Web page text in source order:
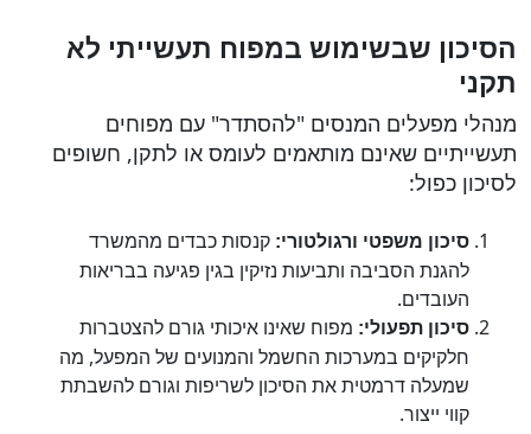
הסיכון שבשימוש במפוח תעשייתי לא
תקני
מנהלי מפעלים המנסים "להסתדר" עם מפוחים
תעשייתיים שאינם מותאמים לעומס או לתקן, חשופים
לסיכון כפול:
סיכון משפטי ורגולטורי: קנסות כבדים מהמשרד
להגנת הסביבה ותביעות נזיקין בגין פגיעה בבריאות
העובדים.
סיכון תפעולי: מפוח שאינו איכותי גורם להצטברות
חלקיקים במערכות החשמל והמנועים של המפעל, מה
שמעלה דרמטית את הסיכון לשריפות וגורם להשבתת
קווי ייצור.